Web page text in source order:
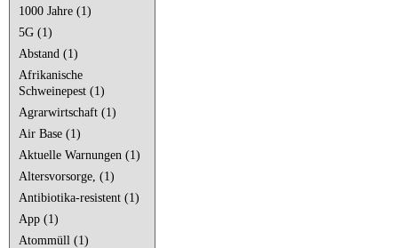
1000 Jahre (1)
5G (1)
Abstand (1)
Afrikanische
Schweinepest (1)
Agrarwirtschaft (1)
Air Base (1)
Aktuelle Warnungen (1)
Altersvorsorge, (1)
Antibiotika-resistent (1)
App (1)
Atommüll (1)